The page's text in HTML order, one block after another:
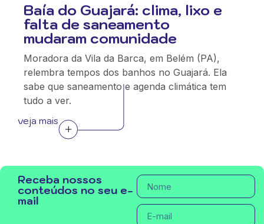
Baía do Guajará: clima, lixo e
falta de saneamento
mudaram comunidade
Moradora da Vila da Barca, em Belém (PA),
relembra tempos dos banhos no Guajará. Ela
sabe que saneamento e agenda climática tem
tudo a ver.
veja mais
Receba nossos
conteúdos no seu e-
mail